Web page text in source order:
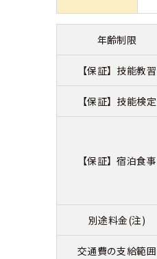
年齢制限
【保証】技能教習
【保証】技能検定
【保証】宿泊食事
別途料金(注)
交通費の支給範囲